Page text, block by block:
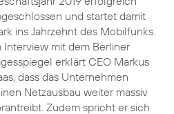
und startet damit
ins Jahrzehnt des Mobilfunks.
Interview mit dem Berliner
erklärt CEO Markus
dass das Unternehmen
Netzausbau weiter massiv
Zudem spricht er sich